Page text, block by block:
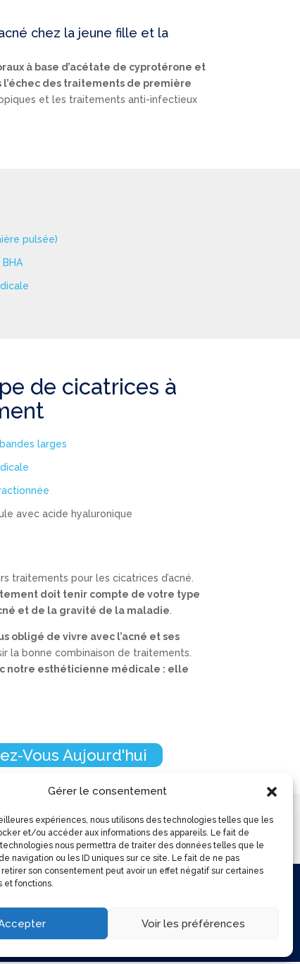
Gérer le consentement
expériences, nous utilisons des technologies telles que les
et/ou accéder aux informations des appareils. Le fait de
nous permettra de traiter des données telles que le
navigation ou les ID uniques sur ce site. Le fait de ne pas
son consentement peut avoir un effet négatif sur certaines
et fonctions.
Voir les préférences
chez la jeune fille et la
à base d’acétate de cyprotérone et
des traitements de première
et les traitements anti-infectieux
pulsée)
de cicatrices à
larges
avec acide hyaluronique
traitements pour les cicatrices d’acné.
doit tenir compte de votre type
et de la gravité de la maladie
obligé de vivre avec l’acné et ses
la bonne combinaison de traitements.
notre esthéticienne médicale : elle
Vous Aujourd'hui
(450) 504-4114